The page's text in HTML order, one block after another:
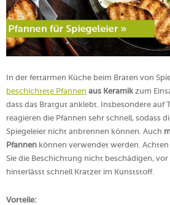
In der fettarmen Küche beim Braten von
beschichtete Pfannen aus Keramik zum
dass das Bratgut anklebt. Insbesondere auf
reagieren die Pfannen sehr schnell, sodass
Spiegeleier nicht anbrennen können. Auch
Pfannen können verwendet werden. Achten
Sie die Beschichtung nicht beschädigen,
hinterlässt schnell Kratzer im Kunststoff.
Vorteile: